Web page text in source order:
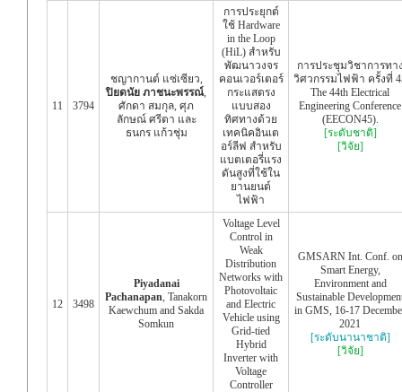
11 3794
ชญากานต์ แซ่เซียว,
ปิยดนัย ภาชนะพรรณ์
ศักดา สมกุล, ศุภ
ลักษณ์ ศรีตา และ
ธนกร แก้วชุ่ม
การประยุกต์
ใช้ Hardware
in the Loop
(HiL) สำหรับ
พัฒนาวงจร
คอนเวอร์เตอร์
กระแสตรง
แบบสอง
ทิศทางด้วย
เทคนิคอินเต
อร์ลีฟ สำหรับ
แบตเตอรี่แรง
ดันสูงที่ใช้ใน
ยานยนต์
ไฟฟ้า
การประชุมวิชาการทา
วิศวกรรมไฟฟ้า ครั้งที่
The 44th Electrical
Engineering Conference
(EECON45).
[ระดับชาติ]
[วิจัย]
12 3498
Piyadanai
Pachanapan , Tanakorn
Kaewchum and Sakda
Somkun
Voltage Level
Control in
Weak
Distribution
Networks with
Photovoltaic
and Electric
Vehicle using
Grid-tied
Hybrid
Inverter with
Voltage
Controller
GMSARN Int. Conf. on
Smart Energy,
Environment and
Sustainable
in GMS, 16-17
2021
[ระดับนานาชาติ]
[วิจัย]